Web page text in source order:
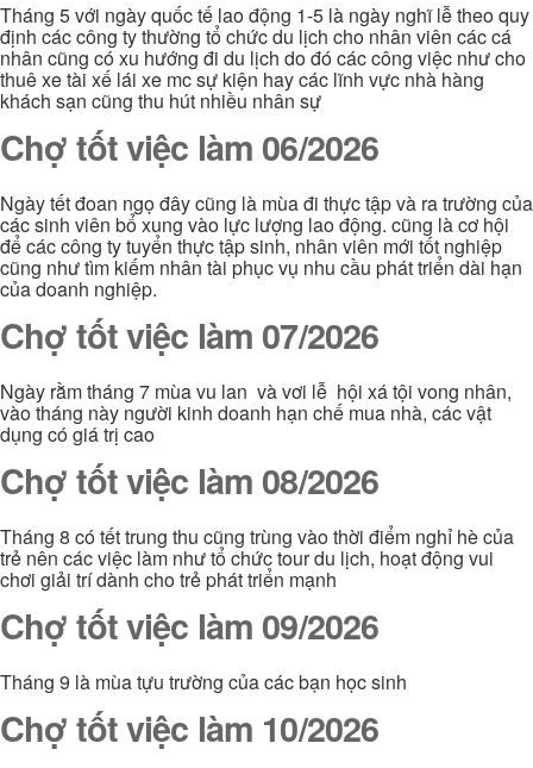
Tháng 5 với ngày quốc tế lao động 1-5 là ngày nghĩ lễ theo quy
định các công ty thường tổ chức du lịch cho nhân viên các cá
nhân cũng có xu hướng đi du lịch do đó các công việc như cho
thuê xe tài xế lái xe mc sự kiện hay các lĩnh vực nhà hàng
khách sạn cũng thu hút nhiều nhân sự
Chợ tốt việc làm 06/2026
Ngày tết đoan ngọ đây cũng là mùa đi thực tập và ra trường của
các sinh viên bổ xung vào lực lượng lao động. cũng là cơ hội
để các công ty tuyển thực tập sinh, nhân viên mới tốt nghiệp
cũng như tìm kiếm nhân tài phục vụ nhu cầu phát triển dài hạn
của doanh nghiệp.
Chợ tốt việc làm 07/2026
Ngày rằm tháng 7 mùa vu lan và vơi lễ hội xá tội vong nhân,
vào tháng này người kinh doanh hạn chế mua nhà, các vật
dụng có giá trị cao
Chợ tốt việc làm 08/2026
Tháng 8 có tết trung thu cũng trùng vào thời điểm nghỉ hè của
trẻ nên các việc làm như tổ chức tour du lịch, hoạt động vui
chơi giải trí dành cho trẻ phát triển mạnh
Chợ tốt việc làm 09/2026
Tháng 9 là mùa tựu trường của các bạn học sinh
Chợ tốt việc làm 10/2026